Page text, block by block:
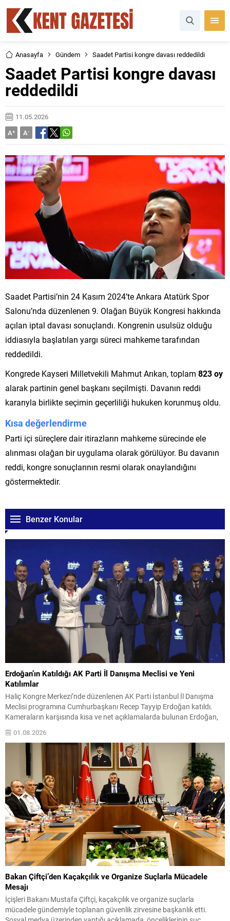
Anasayfa Gündem Saadet Partisi kongre davası reddedildi
Saadet Partisi kongre davası
reddedildi
11.05.2026
A+ A-
Saadet Partisi’nin 24 Kasım 2024’te Ankara Atatürk Spor
Salonu’nda düzenlenen 9. Olağan Büyük Kongresi hakkında
açılan iptal davası sonuçlandı. Kongrenin usulsüz olduğu
iddiasıyla başlatılan yargı süreci mahkeme tarafından
reddedildi.
Kongrede Kayseri Milletvekili Mahmut Arıkan, toplam 823 oy
alarak partinin genel başkanı seçilmişti. Davanın reddi
kararıyla birlikte seçimin geçerliliği hukuken korunmuş oldu.
Kısa değerlendirme
Parti içi süreçlere dair itirazların mahkeme sürecinde ele
alınması olağan bir uygulama olarak görülüyor. Bu davanın
reddi, kongre sonuçlarının resmi olarak onaylandığını
göstermektedir.
Benzer Konular
Erdoğan’ın Katıldığı AK Parti İl Danışma Meclisi ve Yeni
Katılımlar
Haliç Kongre Merkezi’nde düzenlenen AK Parti İstanbul İl Danışma
Meclisi programına Cumhurbaşkanı Recep Tayyip Erdoğan katıldı.
Kameraların karşısında kısa ve net açıklamalarda bulunan Erdoğan,
partinin yeni katılımları için rozet töreni gerçekleştirildi. Tören, partinin
kadrosunu güçlendiren bu adımı vurguladı ve katılımcılar arasında
sıcak görüntüler oluştu....
01.08.2026
Bakan Çiftçi’den Kaçakçılık ve Organize Suçlarla Mücadele
Mesajı
İçişleri Bakanı Mustafa Çiftçi, kaçakçılık ve organize suçlarla
mücadele gündemiyle toplanan güvenlik zirvesine başkanlık etti.